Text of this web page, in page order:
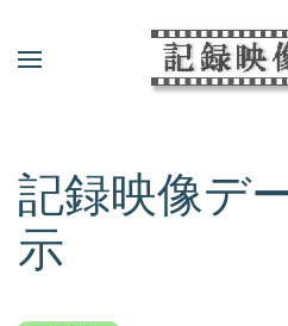
記録映像デ
示